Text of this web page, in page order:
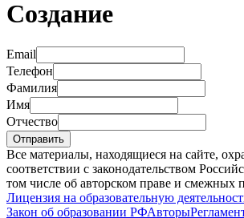
Создание
Email
Телефон
Фамилия
Имя
Отчество
Отправить
Все материалы, находящиеся на сайте,
соответствии с законодательством
том числе об авторском праве и смежных
Лицензия на образовательную
Закон об образовании РФАвторы